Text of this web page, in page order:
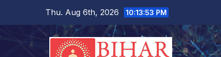
content
Thu. Aug 6th, 2026 10:13:54 PM